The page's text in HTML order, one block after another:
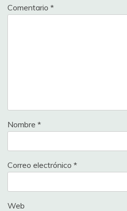
Comentario *
Nombre *
Correo electrónico *
Web